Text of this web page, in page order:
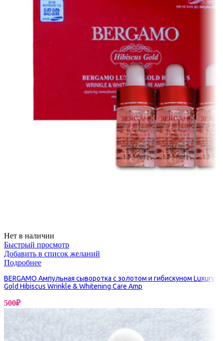
Нет в наличии
Быстрый просмотр
Добавить в список желаний
Подробнее
BERGAMO Ампульная сыворотка с золотом и гибискуном Luxury
Gold Hibiscus Wrinkle & Whitening Care Amp
500₽